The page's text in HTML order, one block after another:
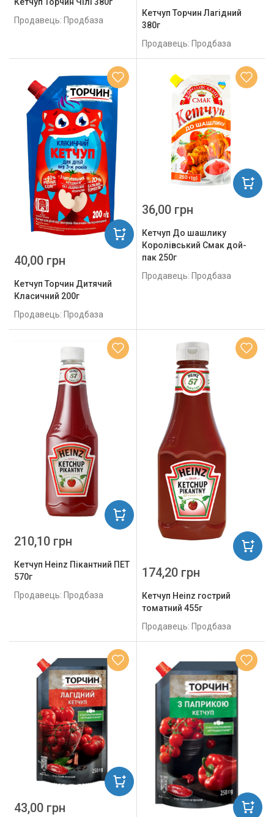
Продавець: Продбаза
Кетчуп Торчин Лагідний
380г
Продавець: Продбаза
Кетчуп Торчин Дитячий
Класичний 200г
Продавець: Продбаза
40,00 грн
Кетчуп До шашлику
Королівський Смак дой-
пак 250г
Продавець: Продбаза
36,00 грн
Кетчуп Heinz Пікантний ПЕТ
570г
Продавець: Продбаза
210,10 грн
Кетчуп Heinz гострий
томатний 455г
Продавець: Продбаза
174,20 грн
43,00 грн